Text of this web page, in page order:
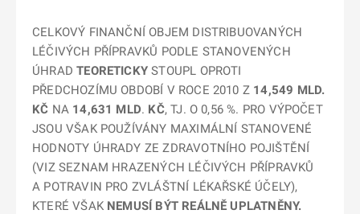
CELKOVÝ FINANČNÍ OBJEM DISTRIBUOVANÝCH
LÉČIVÝCH PŘÍPRAVKŮ PODLE STANOVENÝCH
ÚHRADTEORETICKY STOUPL OPROTI
PŘEDCHOZÍMU OBDOBÍ V ROCE 2010 Z 14,549 MLD.
KČ NA 14,631 MLD. KČ, TJ. O 0,56 %. PRO VÝPOČET
JSOU VŠAK POUŽÍVÁNY MAXIMÁLNÍ STANOVENÉ
HODNOTY ÚHRADY ZE ZDRAVOTNÍHO POJIŠTĚNÍ
(VIZ SEZNAM HRAZENÝCH LÉČIVÝCH PŘÍPRAVKŮ
A POTRAVIN PRO ZVLÁŠTNÍ LÉKAŘSKÉ ÚČELY),
KTERÉ VŠAK NEMUSÍ BÝT REÁLNĚ UPLATNĚNY.